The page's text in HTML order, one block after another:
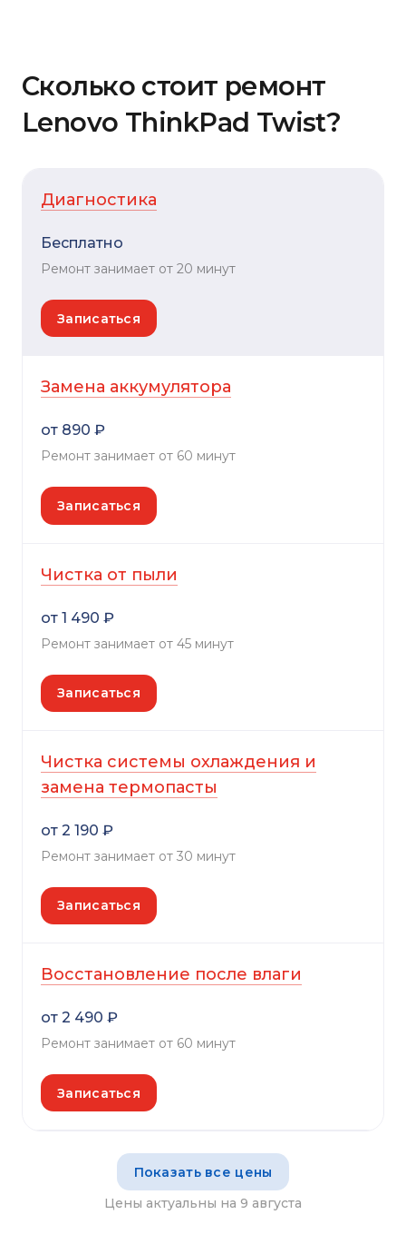
Сколько стоит ремонт
Lenovo ThinkPad Twist?
Диагностика
Бесплатно
Ремонт занимает от 20 минут
Записаться
Замена аккумулятора
от 890 ₽
Ремонт занимает от 60 минут
Записаться
Чистка от пыли
от 1 490 ₽
Ремонт занимает от 45 минут
Записаться
Чистка системы охлаждения и
замена термопасты
от 2 190 ₽
Ремонт занимает от 30 минут
Записаться
Восстановление после влаги
от 2 490 ₽
Ремонт занимает от 60 минут
Записаться
Показать все цены
Цены актуальны на 9 августа